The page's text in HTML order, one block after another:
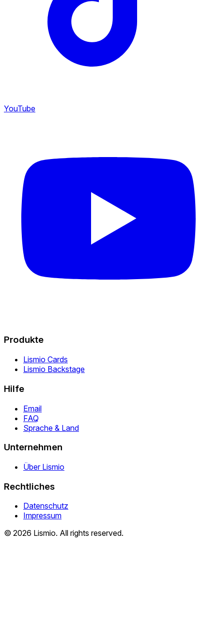
YouTube
Produkte
Lismio Cards
Lismio Backstage
Hilfe
Email
FAQ
Sprache & Land
Unternehmen
Über Lismio
Rechtliches
Datenschutz
Impressum
© 2026 Lismio. All rights reserved.